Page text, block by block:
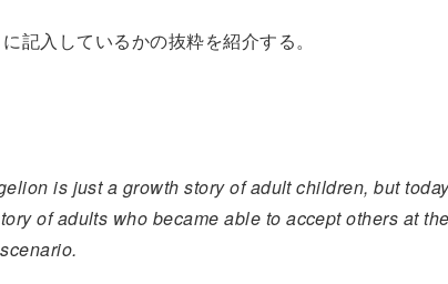
記入しているかの抜粋を紹介する。
is just a growth story of adult children, but
of adults who became able to accept others at